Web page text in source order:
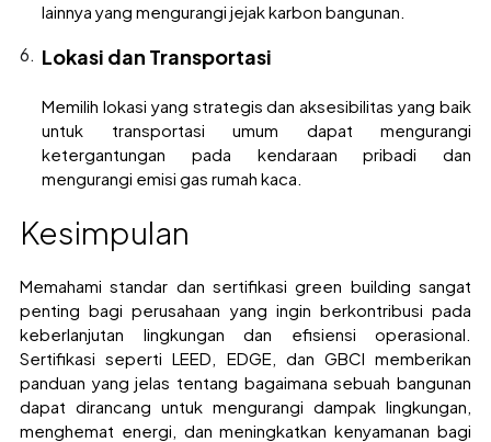
lainnya yang mengurangi jejak karbon bangunan.
Lokasi dan Transportasi
Memilih lokasi yang strategis dan aksesibilitas yang baik
untuk transportasi umum dapat mengurangi
ketergantungan pada kendaraan pribadi dan
mengurangi emisi gas rumah kaca.
Kesimpulan
Memahami standar dan sertifikasi green building sangat
penting bagi perusahaan yang ingin berkontribusi pada
keberlanjutan lingkungan dan efisiensi operasional.
Sertifikasi seperti LEED, EDGE, dan GBCI memberikan
panduan yang jelas tentang bagaimana sebuah bangunan
dapat dirancang untuk mengurangi dampak lingkungan,
menghemat energi, dan meningkatkan kenyamanan bagi